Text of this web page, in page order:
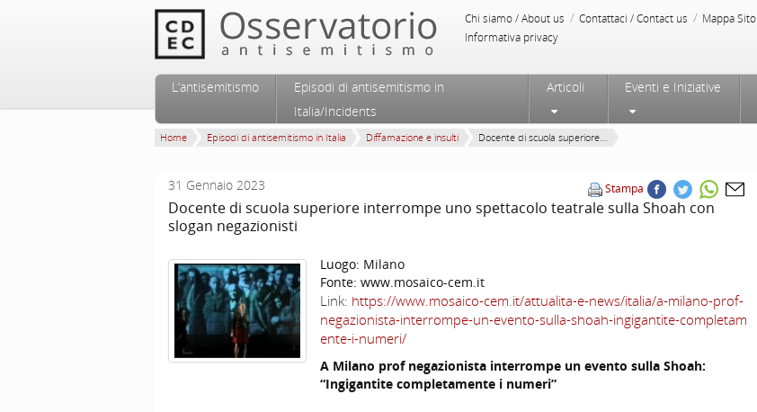
Chi siamo / About us / Contattaci / Contact us / Mappa Sito
Informativa privacy
Menu principale
Vai al contenuto principale
Vai al contenuto secondario
L’antisemitismo
Episodi di antisemitismo in
Italia/Incidents
Articoli Eventi e Iniziative
Home Episodi di antisemitismo in Italia Diffamazione e insulti Docente di scuola superiore...
Stampa
31 Gennaio 2023
Docente di scuola superiore interrompe uno spettacolo teatrale sulla Shoah con
slogan negazionisti
Luogo: Milano
Fonte: www.mosaico-cem.it
Link: https://www.mosaico-cem.it/attualita-e-news/italia/a-milano-prof-
negazionista-interrompe-un-evento-sulla-shoah-ingigantite-completam
ente-i-numeri/
A Milano prof negazionista interrompe un evento sulla Shoah:
“Ingigantite completamente i numeri”